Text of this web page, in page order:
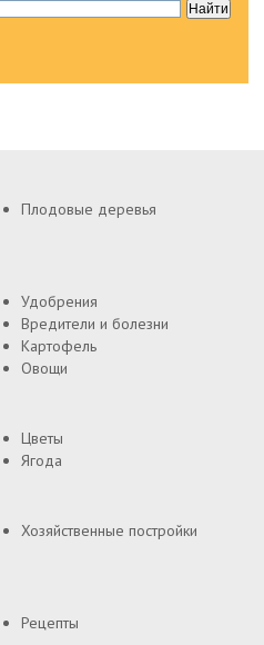
Плодовые деревья
Удобрения
Вредители и болезни
Картофель
Овощи
Цветы
Ягода
Хозяйственные постройки
Рецепты